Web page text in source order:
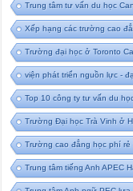
Trung tâm tư vấn du học
Xếp hạng các trường cao
Trường đại học ở Toronto
viện phát triển nguồn lực -
Top 10 công ty tư vấn du
Trường Đại học Trà Vinh ở
Trường cao đẳng học phí rẻ
Trung tâm tiếng Anh APEC